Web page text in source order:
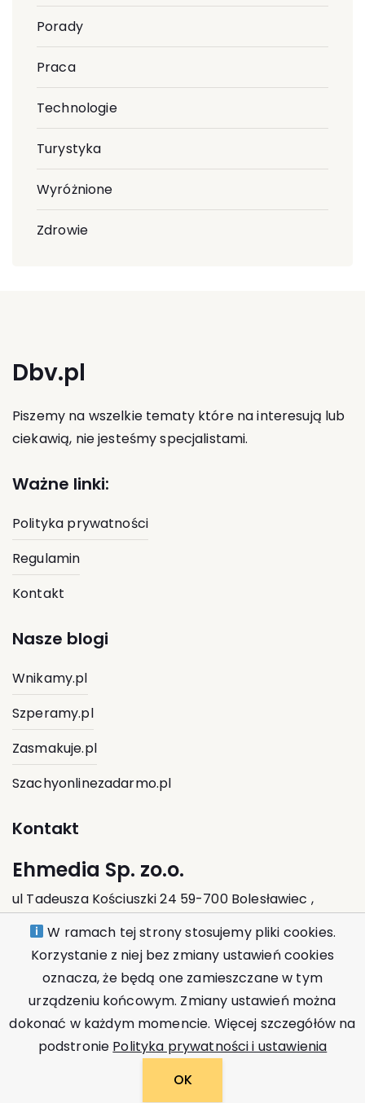
Porady
Praca
Technologie
Turystyka
Wyróżnione
Zdrowie
Dbv.pl
Piszemy na wszelkie tematy które na interesują lub
ciekawią, nie jesteśmy specjalistami.
Ważne linki:
Polityka prywatności
Regulamin
Kontakt
Nasze blogi
Wnikamy.pl
Szperamy.pl
Zasmakuje.pl
Szachyonlinezadarmo.pl
Kontakt
Ehmedia Sp. zo.o.
ul Tadeusza Kościuszki 24 59-700 Bolesławiec ,
Polska
kontakt@ehmedia.pl
W ramach tej strony stosujemy pliki cookies.
Korzystanie z niej bez zmiany ustawień cookies
oznacza, że będą one zamieszczane w tym
urządzeniu końcowym. Zmiany ustawień można
dokonać w każdym momencie. Więcej szczegółów na
podstronie Polityka prywatności i ustawienia
OK